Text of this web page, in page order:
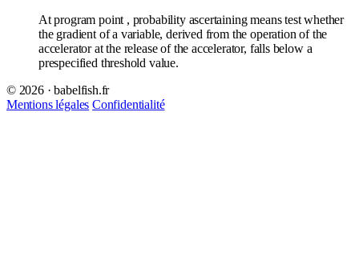
At program point , probability ascertaining means test whether
the gradient of a variable, derived from the operation of the
accelerator at the release of the accelerator, falls below a
prespecified threshold value.
© 2026 · babelfish.fr
Mentions légales Confidentialité